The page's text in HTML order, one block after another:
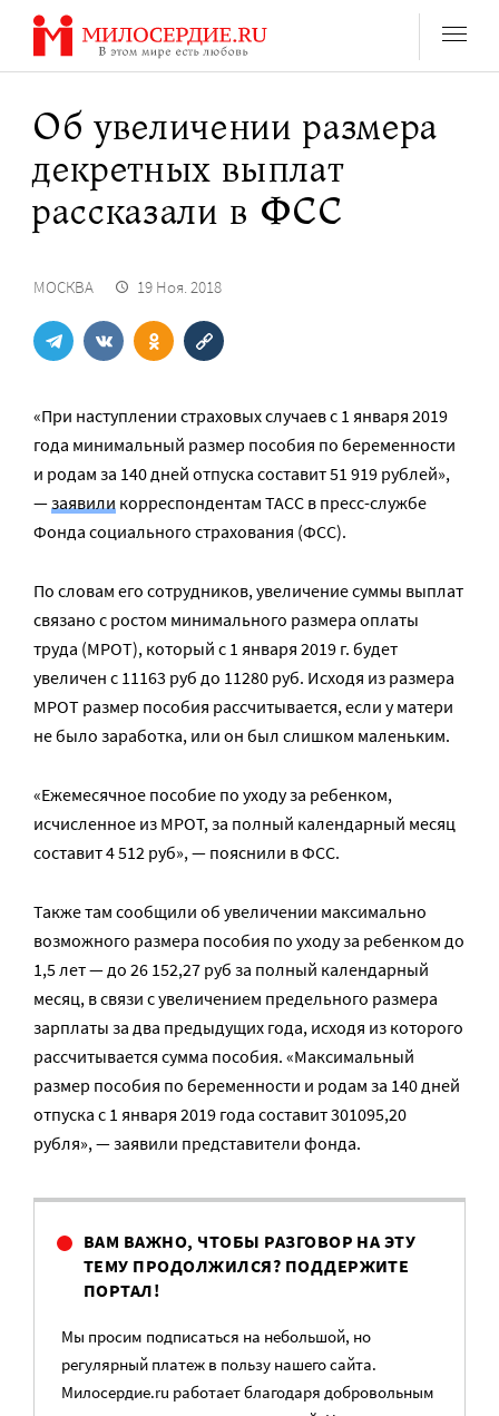
Перейти
содержанию
Об увеличении размера
декретных выплат
рассказали в ФСС
МОСКВА 19 Ноя. 2018
«При наступлении страховых случаев с 1 января 2019
года минимальный размер пособия по беременности
и родам за 140 дней отпуска составит 51 919 рублей»,
—заявили корреспондентам ТАСС в пресс-службе
Фонда социального страхования (ФСС).
По словам его сотрудников, увеличение суммы выплат
связано с ростом минимального размера оплаты
труда (МРОТ), который с 1 января 2019 г. будет
увеличен с 11163 руб до 11280 руб. Исходя из размера
МРОТ размер пособия рассчитывается, если у матери
не было заработка, или он был слишком маленьким.
«Ежемесячное пособие по уходу за ребенком,
исчисленное из МРОТ, за полный календарный месяц
составит 4 512 руб», — пояснили в ФСС.
Также там сообщили об увеличении максимально
возможного размера пособия по уходу за ребенком до
1,5 лет — до 26 152,27 руб за полный календарный
месяц, в связи с увеличением предельного размера
зарплаты за два предыдущих года, исходя из которого
рассчитывается сумма пособия. «Максимальный
размер пособия по беременности и родам за 140 дней
отпуска с 1 января 2019 года составит 301095,20
рубля», — заявили представители фонда.
ВАМ ВАЖНО, ЧТОБЫ РАЗГОВОР НА ЭТУ
ТЕМУ ПРОДОЛЖИЛСЯ? ПОДДЕРЖИТЕ
ПОРТАЛ!
Мы просим подписаться на небольшой, но
регулярный платеж в пользу нашего сайта.
Милосердие.ru работает благодаря добровольным